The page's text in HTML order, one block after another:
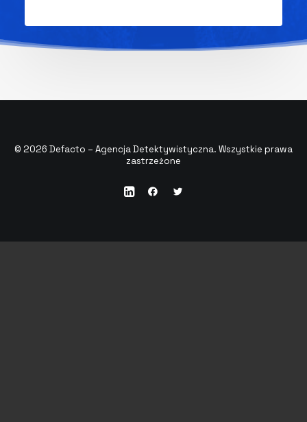
© 2026 Defacto – Agencja Detektywistyczna. Wszystkie prawa
zastrzeżone